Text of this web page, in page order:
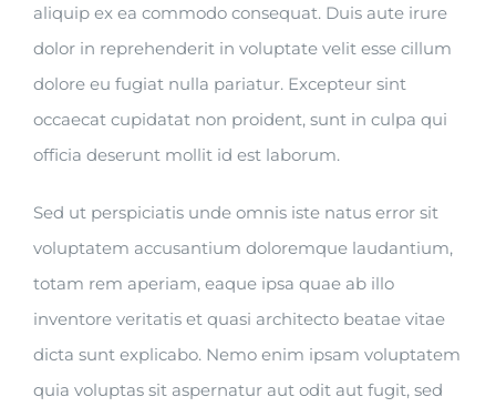
aliquip ex ea commodo consequat. Duis aute irure
dolor in reprehenderit in voluptate velit esse cillum
dolore eu fugiat nulla pariatur. Excepteur sint
occaecat cupidatat non proident, sunt in culpa qui
officia deserunt mollit id est laborum.
Sed ut perspiciatis unde omnis iste natus error sit
voluptatem accusantium doloremque laudantium,
totam rem aperiam, eaque ipsa quae ab illo
inventore veritatis et quasi architecto beatae vitae
dicta sunt explicabo. Nemo enim ipsam voluptatem
quia voluptas sit aspernatur aut odit aut fugit, sed